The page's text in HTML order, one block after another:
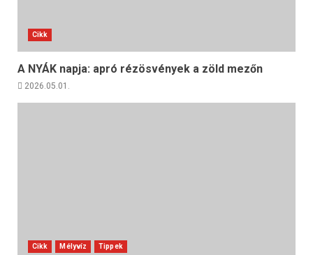
Cikk
A NYÁK napja: apró rézösvények a zöld mezőn
2026.05.01.
Cikk Mélyvíz Tippek